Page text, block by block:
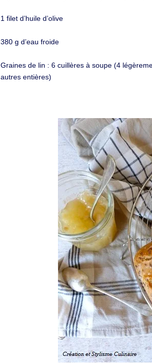
1 filet d’huile d’olive
380 g d’eau froide
Graines de lin : 6 cuillères à soupe (4
autres entières)